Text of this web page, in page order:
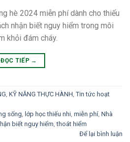
hè 2024 miễn phí dành cho thiếu
nhận biết nguy hiểm trong môi
khỏi đám cháy.
ĐỌC TIẾP →
, KỸ NĂNG THỰC HÀNH, Tin tức hoạt
sống, lớp học thiếu nhi, miễn phí, Nhà
biết nguy hiểm,thoát hiểm
Để lại bình luận